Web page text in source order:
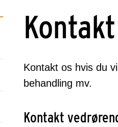
Kontakt
Kontakt os hvis du
behandling mv.
Kontakt